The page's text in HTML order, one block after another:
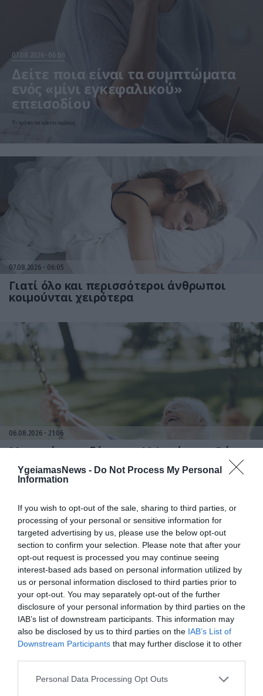
YgeiamasNews - Do Not Process My Personal
Information
If you wish to opt-out of the sale, sharing to third parties, or
processing of your personal or sensitive information for
targeted advertising by us, please use the below opt-out
section to confirm your selection. Please note that after your
opt-out request is processed you may continue seeing
interest-based ads based on personal information utilized by
us or personal information disclosed to third parties prior to
your opt-out. You may separately opt-out of the further
disclosure of your personal information by third parties on the
IAB’s list of downstream participants. This information may
also be disclosed by us to third parties on the IAB’s List of
Downstream Participants that may further disclose it to other
Please note that this website/app uses one or more Google
Personal Data Processing Opt Outs
07.08.2026 06:06
Δείτε ποια είναι τα συμπτώματα
ενός «μίνι εγκεφαλικού»
επεισοδίου
Τι πρέπει να κάνετε αμέσως
07.08.2026 06:05
Γιατί όλο και περισσότεροι άνθρωποι
κοιμούνται χειρότερα
06.08.2026 21:06
Μπορούμε να ζήσουμε 194 χρόνια; – Ρώσοι
επιστήμονες εξετάζουν τα θεωρητικά όρια
της ανθρώπινης ζωής
06.08.2026 09:04
Δεν ήταν μόνο ηθικοί λόγοι: Γιατί
εξαφανίστηκε ο κανιβαλισμός από τις
ανθρώπινες κοινωνίες – Τι δείχνει νέα
έρευνα